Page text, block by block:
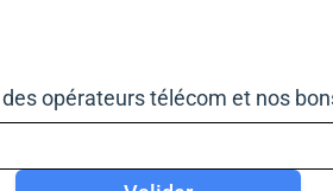
opérateurs télécom et nos